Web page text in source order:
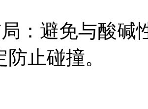
：避免与酸碱
止碰撞。